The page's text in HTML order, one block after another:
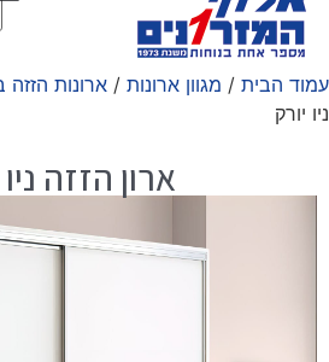
עמוד הבית / מגוון ארונות / ארונות
ניו יורק
ארון הזזה